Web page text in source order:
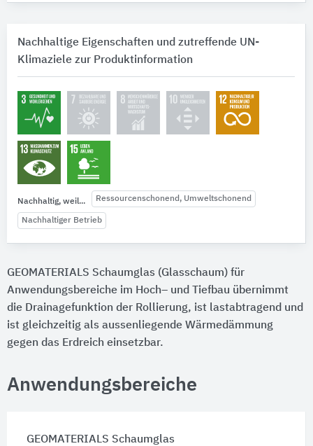
Nachhaltige Eigenschaften und zutreffende UN-
Klimaziele zur Produktinformation
Nachhaltig, weil... Ressourcenschonend, Umweltschonend
Nachhaltiger Betrieb
GEOMATERIALS Schaumglas (Glasschaum) für
Anwendungsbereiche im Hoch– und Tiefbau übernimmt
die Drainagefunktion der Rollierung, ist lastabtragend und
ist gleichzeitig als aussenliegende Wärmedämmung
gegen das Erdreich einsetzbar.
Anwendungsbereiche
GEOMATERIALS Schaumglas